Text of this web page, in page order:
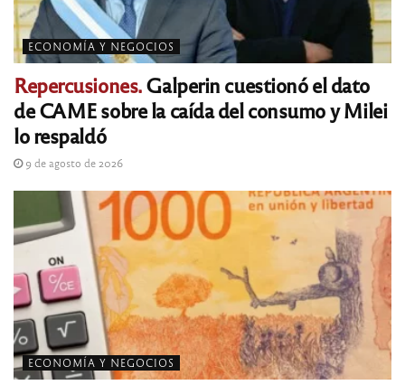
ECONOMÍA Y NEGOCIOS
Repercusiones.Galperin cuestionó el dato
de CAME sobre la caída del consumo y Milei
lo respaldó
9 de agosto de 2026
ECONOMÍA Y NEGOCIOS